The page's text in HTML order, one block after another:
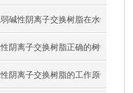
碱性阴离子交换树脂在水
用
阴离子交换树脂正确的树
阴离子交换树脂的工作原